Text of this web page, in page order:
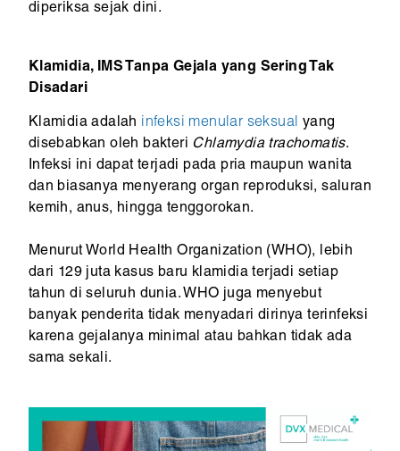
diperiksa sejak dini.
Klamidia, IMS Tanpa Gejala yang Sering Tak
Disadari
Klamidia adalah infeksi menular seksual yang
disebabkan oleh bakteri Chlamydia trachomatis.
Infeksi ini dapat terjadi pada pria maupun wanita
dan biasanya menyerang organ reproduksi, saluran
kemih, anus, hingga tenggorokan.
Menurut World Health Organization (WHO), lebih
dari 129 juta kasus baru klamidia terjadi setiap
tahun di seluruh dunia. WHO juga menyebut
banyak penderita tidak menyadari dirinya terinfeksi
karena gejalanya minimal atau bahkan tidak ada
sama sekali.